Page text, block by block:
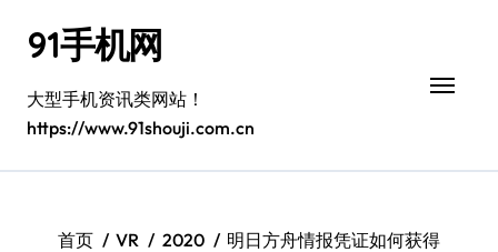
91手机网
大型手机资讯类网站！
https://www.91shouji.com.cn
首页 VR 2020 明日方舟情报凭证如何获得